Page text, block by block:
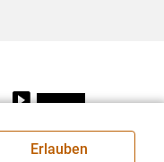
Youtube
Erlauben